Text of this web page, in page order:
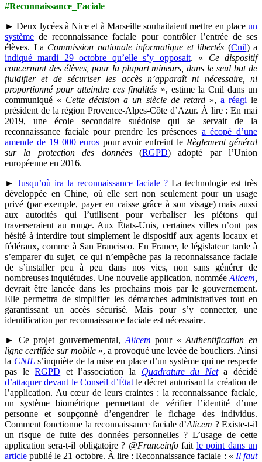
#Reconnaissance_Faciale
► Deux lycées à Nice et à Marseille souhaitaient mettre en place un
système de reconnaissance faciale pour contrôler l’entrée de ses
élèves. La Commission nationale informatique et libertés (Cnil) a
indiqué mardi 29 octobre qu’elle s’y opposait. « Ce dispositif
concernant des élèves, pour la plupart mineurs, dans le seul but de
fluidifier et de sécuriser les accès n’apparaît ni nécessaire, ni
proportionné pour atteindre ces finalités », estime la Cnil dans un
communiqué « Cette décision a un siècle de retard», a réagi le
président de la région Provence-Alpes-Côte d’Azur. À lire : En mai
2019, une école secondaire suédoise qui se servait de la
reconnaissance faciale pour prendre les présences a écopé d’une
amende de 19 000 eurospour avoir enfreint le Règlement général
sur la protection des données(RGPD) adopté par l’Union
européenne en 2016.
► Jusqu’où ira la reconnaissance faciale ? La technologie est très
développée en Chine, où elle sert non seulement pour un usage
privé (par exemple, payer en caisse grâce à son visage) mais aussi
aux autorités qui l’utilisent pour verbaliser les piétons qui
traverseraient au rouge. Aux États-Unis, certaines villes n’ont pas
hésité à interdire tout simplement le dispositif aux agents locaux et
fédéraux, comme à San Francisco. En France, le législateur tarde à
s’emparer du sujet, ce qui n’empêche pas la reconnaissance faciale
de s’installer peu à peu dans nos vies, non sans générer de
nombreuses inquiétudes. Une nouvelle application, nommée Alicem
devrait être lancée dans les prochains mois par le gouvernement.
Elle permettra de simplifier les démarches administratives tout en
garantissant un accès sécurisé. Mais pour s’y connecter, une
identification par reconnaissance faciale est nécessaire.
► Ce projet gouvernemental, Alicem pour «Authentification en
ligne certifiée sur mobile », a provoqué une levée de boucliers. Ainsi
la CNIL s’inquiète de la mise en place d’un système qui ne respecte
pas leRGPD et l’association la Quadrature du Neta décidé
d’attaquer devant le Conseil d’Étatle décret autorisant la création de
l’application. Au cœur de leurs craintes : la reconnaissance faciale,
un système biométrique permettant de vérifier l’identité d’une
personne et soupçonné d’engendrer le fichage des individus.
Comment fonctionne la reconnaissance faciale d’Alicem ? Existe-t-il
un risque de fuite des données personnelles ? L’usage de cette
application sera-t-il obligatoire ? @Franceinfofait le point dans un
article publié le 21 octobre. À lire : Reconnaissance faciale : « Il faut